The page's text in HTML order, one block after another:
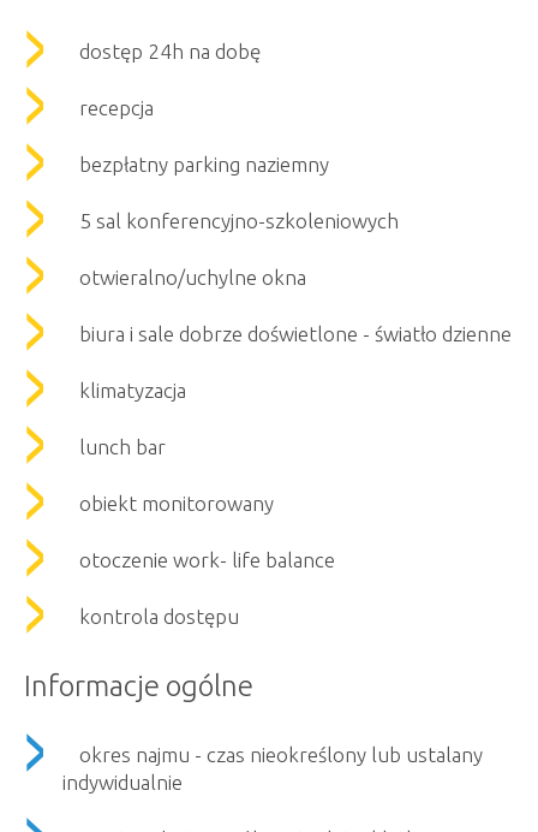
dostęp 24h na dobę
recepcja
bezpłatny parking naziemny
5 sal konferencyjno-szkoleniowych
otwieralno/uchylne okna
biura i sale dobrze doświetlone - światło dzienne
klimatyzacja
lunch bar
obiekt monitorowany
otoczenie work- life balance
kontrola dostępu
Informacje ogólne
okres najmu - czas nieokreślony lub ustalany
indywidualnie